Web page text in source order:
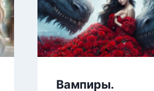
Вампиры.